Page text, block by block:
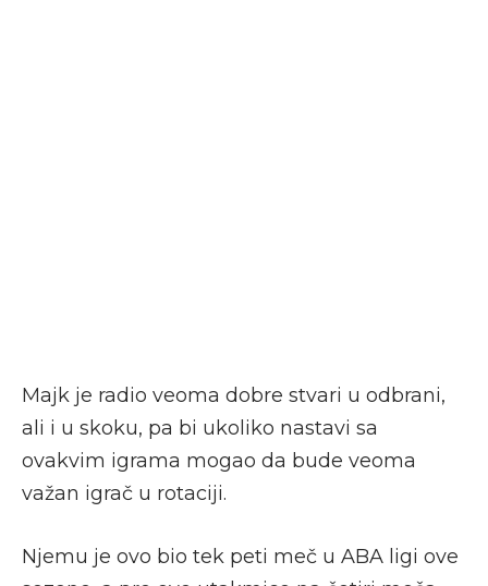
Majk je radio veoma dobre stvari u odbrani,
ali i u skoku, pa bi ukoliko nastavi sa
ovakvim igrama mogao da bude veoma
važan igrač u rotaciji.
Njemu je ovo bio tek peti meč u ABA ligi ove